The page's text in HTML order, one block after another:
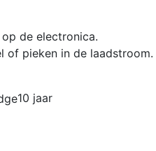
de electronica.
of pieken in de laadstroom.
10 jaar